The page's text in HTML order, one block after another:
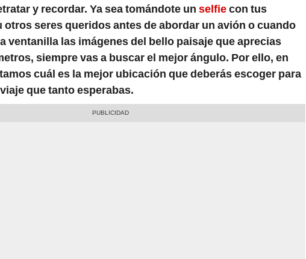
y recordar. Ya sea tomándote un selfiecon tus
otros seres queridos antes de abordar un avión o cuando
ventanilla las imágenes del bello paisaje que aprecias
siempre vas a buscar el mejor ángulo. Por ello, en
cuál es la mejor ubicación que deberás escoger para
que tanto esperabas.